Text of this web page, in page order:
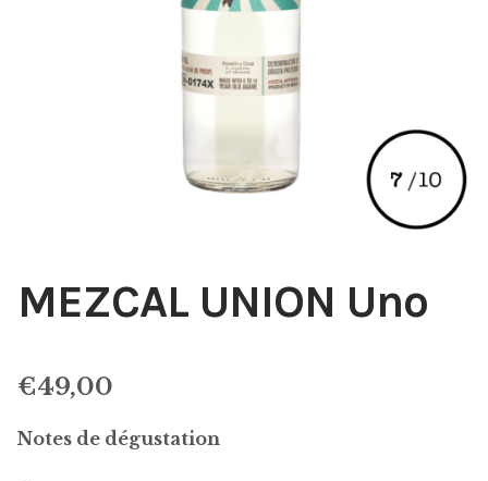
MEZCAL UNION Uno
€49,00
Notes de dégustation